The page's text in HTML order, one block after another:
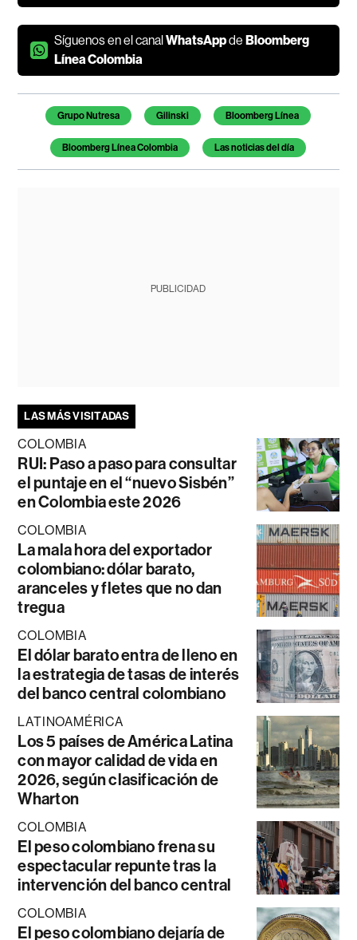
Síguenos en el canalWhatsAppdeBloomberg
Línea Colombia
Temas de este artículo
Grupo Nutresa Gilinski Bloomberg Línea
Bloomberg Línea Colombia Las noticias del día
PUBLICIDAD
LAS MÁS VISITADAS
COLOMBIA
RUI: Paso a paso para consultar
el puntaje en el “nuevo Sisbén”
en Colombia este 2026
COLOMBIA
La mala hora del exportador
colombiano: dólar barato,
aranceles y fletes que no dan
tregua
COLOMBIA
El dólar barato entra de lleno en
la estrategia de tasas de interés
del banco central colombiano
LATINOAMÉRICA
Los 5 países de América Latina
con mayor calidad de vida en
2026, según clasificación de
Wharton
COLOMBIA
El peso colombiano frena su
espectacular repunte tras la
intervención del banco central
COLOMBIA
El peso colombiano dejaría de